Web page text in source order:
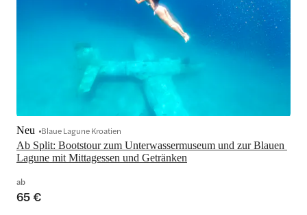
Ab Split: Bootstour zum Unterwassermuseum und zur Blauen
Lagune mit Mittagessen und Getränken
Neu Blaue Lagune Kroatien
ab
65 €